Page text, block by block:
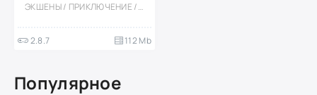
ЭКШЕНЫ / ПРИКЛЮЧЕНИЕ / КАЗУАЛЬНЫЕ / ОДНОПОЛЬЗОВАТЕЛЬСКИЕ / СТИЛИЗАЦИЯ / ОФЛАЙН / 3D / МОД / ОТКРЫТЫЙ МИР / НАУЧНАЯ ФАНТАСТИКА / БУДУЮЩИЕ
2.8.7 112 Mb
Популярное